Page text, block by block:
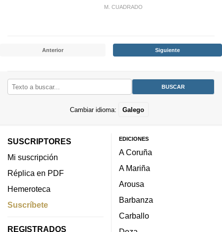
M. CUADRADO
Anterior Siguiente
Cambiar idioma: Galego
SUSCRIPTORES
Mi suscripción
Réplica en PDF
Hemeroteca
Suscríbete
REGISTRADOS
EDICIONES
A Coruña
A Mariña
Arousa
Barbanza
Carballo